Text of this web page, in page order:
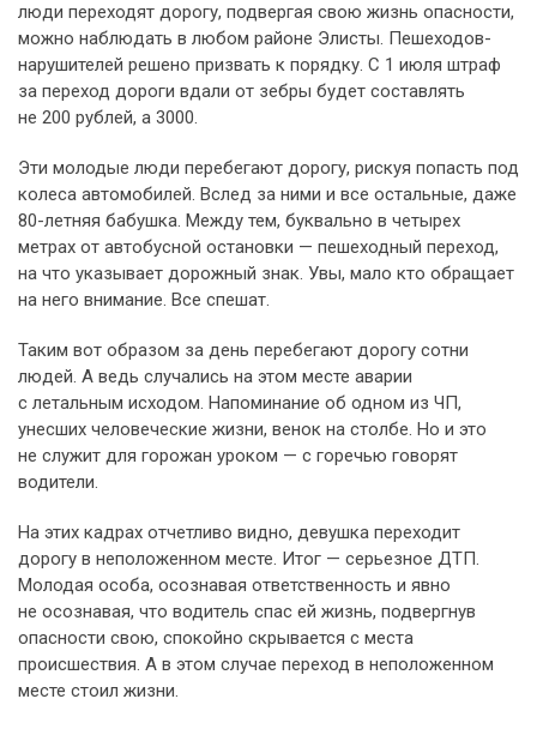
люди переходят дорогу, подвергая свою жизнь опасности,
можно наблюдать в любом районе Элисты. Пешеходов-
нарушителей решено призвать к порядку. С 1 июля штраф
за переход дороги вдали от зебры будет составлять
не 200 рублей, а 3000.
Эти молодые люди перебегают дорогу, рискуя попасть под
колеса автомобилей. Вслед за ними и все остальные, даже
80-летняя бабушка. Между тем, буквально в четырех
метрах от автобусной остановки — пешеходный переход,
на что указывает дорожный знак. Увы, мало кто обращает
на него внимание. Все спешат.
Таким вот образом за день перебегают дорогу сотни
людей. А ведь случались на этом месте аварии
с летальным исходом. Напоминание об одном из ЧП,
унесших человеческие жизни, венок на столбе. Но и это
не служит для горожан уроком — с горечью говорят
водители.
На этих кадрах отчетливо видно, девушка переходит
дорогу в неположенном месте. Итог — серьезное ДТП.
Молодая особа, осознавая ответственность и явно
не осознавая, что водитель спас ей жизнь, подвергнув
опасности свою, спокойно скрывается с места
происшествия. А в этом случае переход в неположенном
месте стоил жизни.